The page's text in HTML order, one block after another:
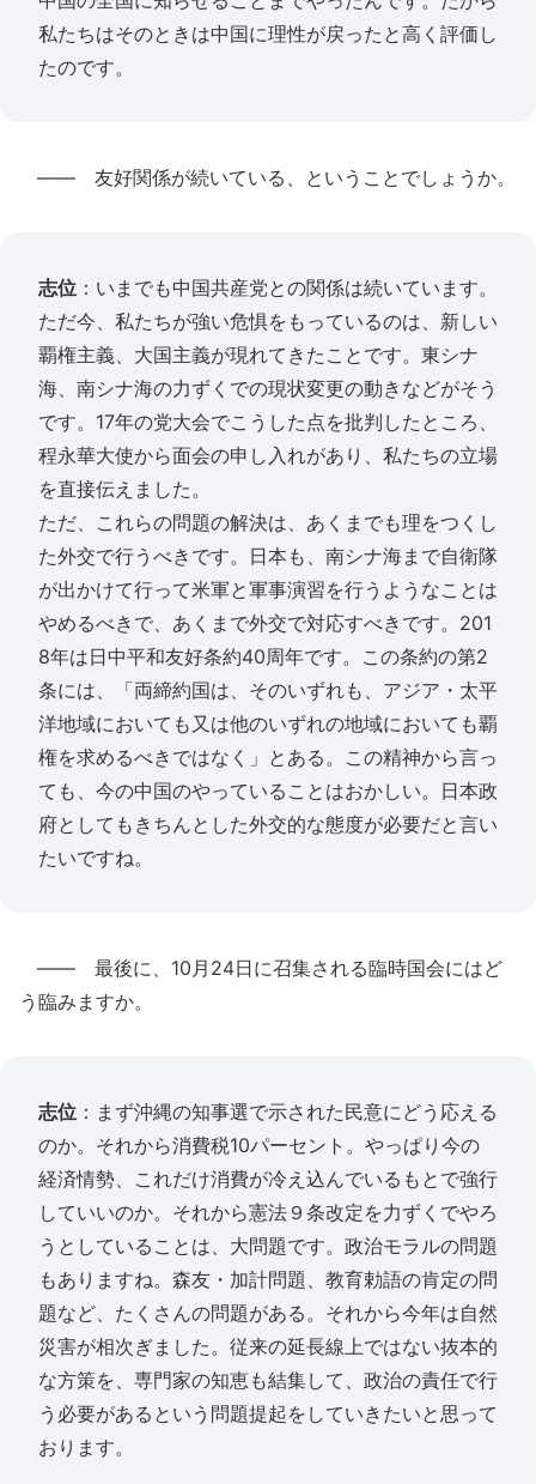
私たちはそのときは中国に理性が戻ったと高く評価し
たのです。
―― 友好関係が続いている、ということでしょうか。
志位 ：いまでも中国共産党との関係は続いています。
ただ今、私たちが強い危惧をもっているのは、新しい
覇権主義、大国主義が現れてきたことです。東シナ
海、南シナ海の力ずくでの現状変更の動きなどがそう
です。17年の党大会でこうした点を批判したところ、
程永華大使から面会の申し入れがあり、私たちの立場
を直接伝えました。
ただ、これらの問題の解決は、あくまでも理をつくし
た外交で行うべきです。日本も、南シナ海まで自衛隊
が出かけて行って米軍と軍事演習を行うようなことは
やめるべきで、あくまで外交で対応すべきです。201
8年は日中平和友好条約40周年です。この条約の第2
条には、「両締約国は、そのいずれも、アジア・太平
洋地域においても又は他のいずれの地域においても覇
権を求めるべきではなく」とある。この精神から言っ
ても、今の中国のやっていることはおかしい。日本政
府としてもきちんとした外交的な態度が必要だと言い
たいですね。
―― 最後に、10月24日に召集される臨時国会にはど
う臨みますか。
志位 ：まず沖縄の知事選で示された民意にどう応える
のか。それから消費税10パーセント。やっぱり今の
経済情勢、これだけ消費が冷え込んでいるもとで強行
していいのか。それから憲法９条改定を力ずくでやろ
うとしていることは、大問題です。政治モラルの問題
もありますね。森友・加計問題、教育勅語の肯定の問
題など、たくさんの問題がある。それから今年は自然
災害が相次ぎました。従来の延長線上ではない抜本的
な方策を、専門家の知恵も結集して、政治の責任で行
う必要があるという問題提起をしていきたいと思って
おります。